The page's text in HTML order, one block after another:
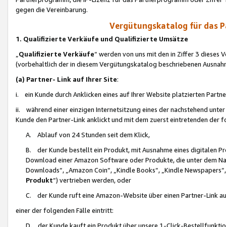
gegen die Vereinbarung.
Vergütungskatalog für das
1. Qualifizierte Verkäufe und Qualifizierte Umsätze
Qualifizierte Verkäufe“ werden von uns mit den in Ziffer 3
(vorbehaltlich der in diesem Vergütungskatalog beschriebenen
(a) Partner- Link auf Ihrer Site:
i. ein Kunde durch Anklicken eines auf Ihrer Website platzierten
ii. während einer einzigen Internetsitzung eines der nachstehend
Kunde den Partner-Link anklickt und mit dem zuerst eintretenden der
A. Ablauf von 24 Stunden seit dem Klick,
B. der Kunde bestellt ein Produkt, mit Ausnahme eines digitalen
Download einer Amazon Software oder Produkte, die unter dem
Downloads“, „Amazon Coin“, „Kindle Books“, „Kindle
Produkt“) vertrieben werden, oder
C. der Kunde ruft eine Amazon-Website über einen Partner-Link
einer der folgenden Fälle eintritt:
D. der Kunde kauft ein Produkt über unsere 1-Click-